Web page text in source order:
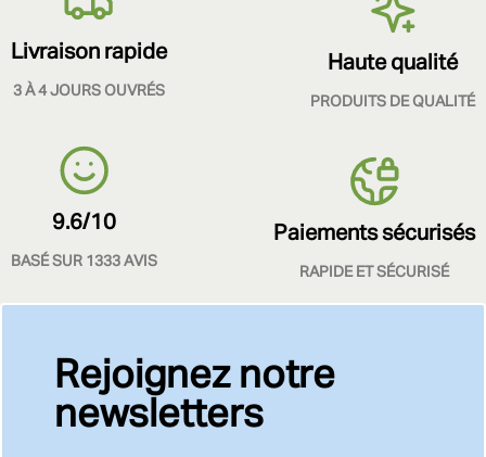
Livraison rapide
3 À 4 JOURS OUVRÉS
Haute qualité
PRODUITS DE QUALITÉ
9.6/10
BASÉ SUR 1333 AVIS
Paiements sécurisés
RAPIDE ET SÉCURISÉ
Rejoignez notre
newsletters